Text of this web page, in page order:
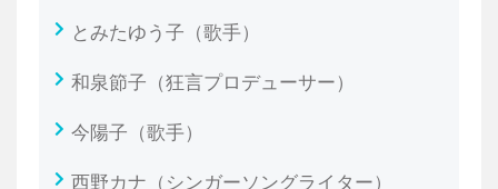
とみたゆう子（歌手）
和泉節子（狂言プロデューサー）
今陽子（歌手）
西野カナ（シンガーソングライター）